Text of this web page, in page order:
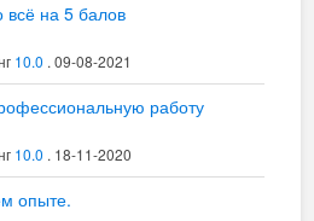
всё на 5 балов
10.0 . 09-08-2021
работу
10.0 . 18-11-2020
опыте.